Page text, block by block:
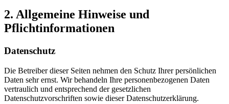
2. Allgemeine Hinweise und
Pflichtinformationen
Datenschutz
Die Betreiber dieser Seiten nehmen den Schutz Ihrer persönlichen
Daten sehr ernst. Wir behandeln Ihre personenbezogenen Daten
vertraulich und entsprechend der gesetzlichen
Datenschutzvorschriften sowie dieser Datenschutzerklärung.